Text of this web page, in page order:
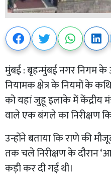
मुंबई : बृहन्मुंबई नगर निगम
नियामक क्षेत्र के नियमों के
को यहां जुहू इलाके में केंद्रीय
वाले एक बंगले का निरीक्षण
उन्होंने बताया कि राणे की
तक चले निरीक्षण के दौरान
कड़ी कर दी गई थी।